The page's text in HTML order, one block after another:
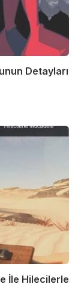
Detayları
İle Hilecilerle